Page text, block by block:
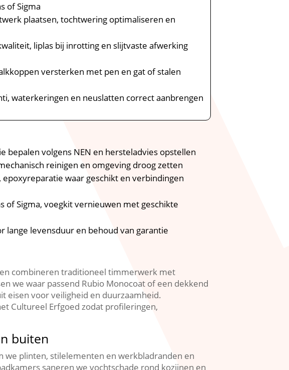
of Sigma
plaatsen, tochtwering optimaliseren en
liplas bij inrotting en slijtvaste afwerking
versterken met pen en gat of stalen
waterkeringen en neuslatten correct aanbrengen
volgens NEN en hersteladvies opstellen
reinigen en omgeving droog zetten
waar geschikt en verbindingen
of Sigma, voegkit vernieuwen met geschikte
levensduur en behoud van garantie
en combineren traditioneel timmerwerk met
we waar passend Rubio Monocoat of een dekkend
eisen voor veiligheid en duurzaamheid.​
Cultureel Erfgoed zodat profileringen,
buiten
we plinten, stilelementen en werkbladranden en
saneren we vochtschade rond kozijnen en